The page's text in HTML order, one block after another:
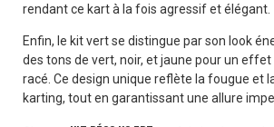
rendant ce kart à la fois agressif et élégant.
Enfin, le kit vert se distingue par son look
des tons de vert, noir, et jaune pour un
racé. Ce design unique reflète la fougue et
karting, tout en garantissant une allure